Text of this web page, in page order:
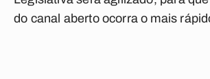
do canal aberto ocorra o mais